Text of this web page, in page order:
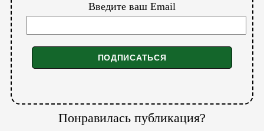
Введите ваш Email
Понравилась публикация?